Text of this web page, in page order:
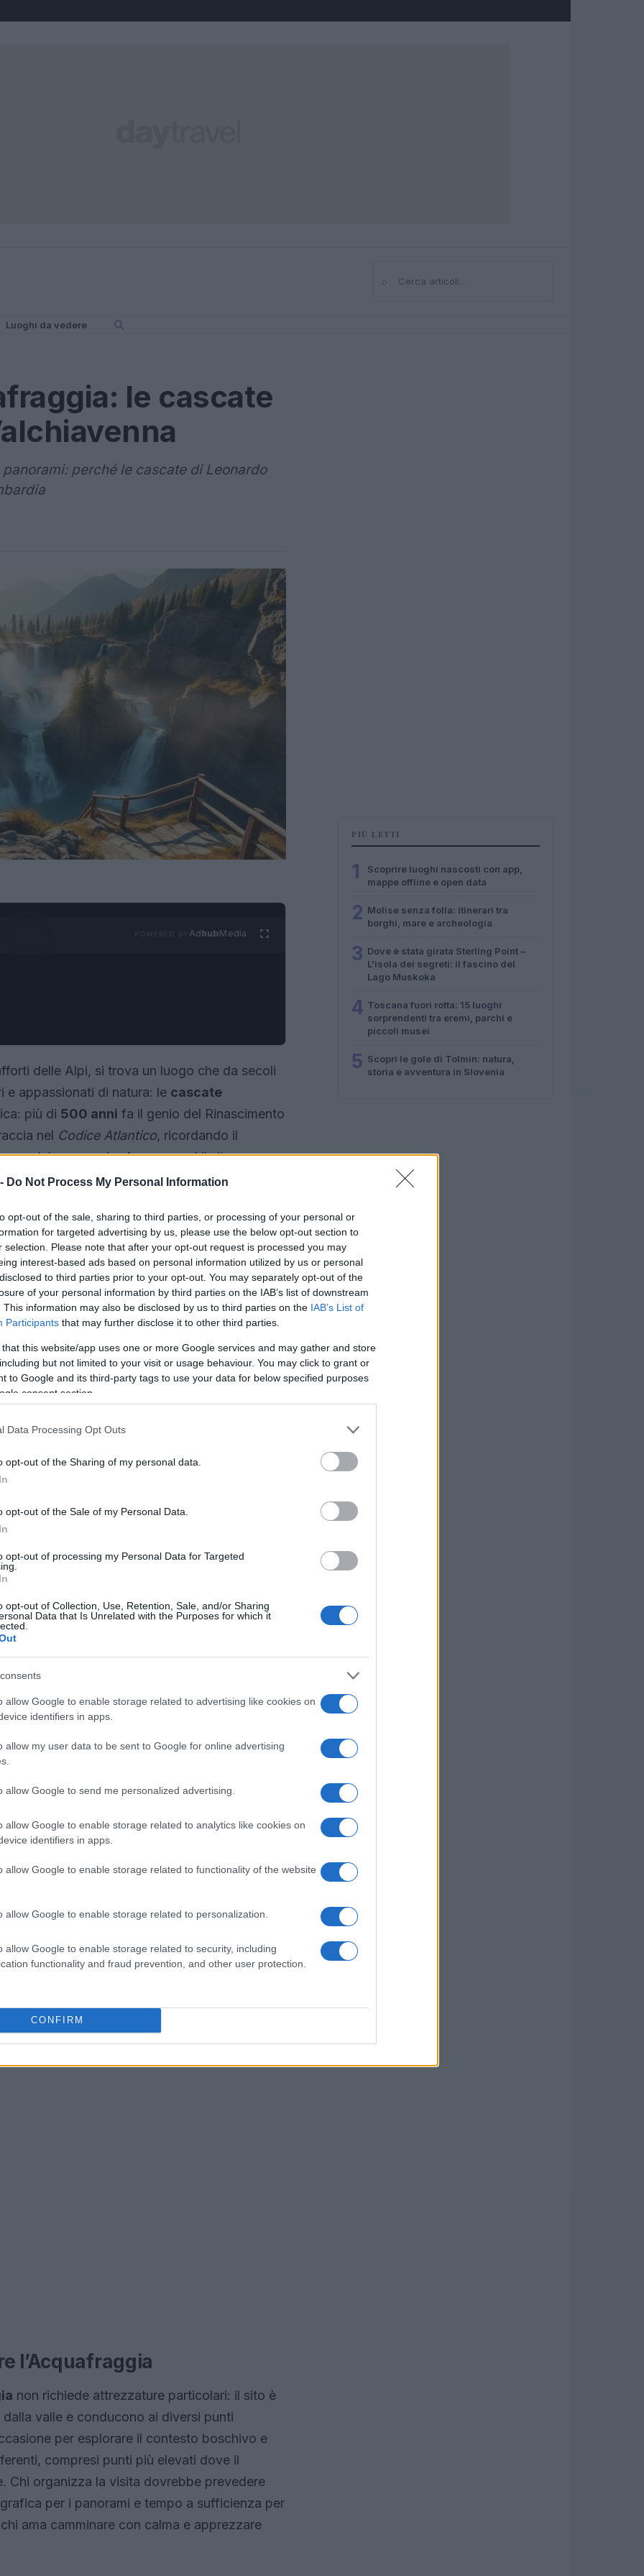
Do Not Process My Personal Information
opt-out of the sale, sharing to third parties, or processing of your personal or
for targeted advertising by us, please use the below opt-out section to
selection. Please note that after your opt-out request is processed you may
interest-based ads based on personal information utilized by us or personal
to third parties prior to your opt-out. You may separately opt-out of the
of your personal information by third parties on the IAB’s list of downstream
This information may also be disclosed by us to third parties on the IAB’s List of
Participants that may further disclose it to other third parties.
that this website/app uses one or more Google services and may gather and store
but not limited to your visit or usage behaviour. You may click to grant or
to Google and its third-party tags to use your data for below specified purposes
consent section.
Data Processing Opt Outs
opt-out of the Sharing of my personal data.
opt-out of the Sale of my Personal Data.
opt-out of processing my Personal Data for Targeted
opt-out of Collection, Use, Retention, Sale, and/or Sharing
Data that Is Unrelated with the Purposes for which it
allow Google to enable storage related to advertising like cookies on
identifiers in apps.
allow my user data to be sent to Google for online advertising
allow Google to send me personalized advertising.
allow Google to enable storage related to analytics like cookies on
identifiers in apps.
allow Google to enable storage related to functionality of the website
allow Google to enable storage related to personalization.
allow Google to enable storage related to security, including
functionality and fraud prevention, and other user protection.
CONFIRM
Cerca
Luoghi da vedere
le cascate
perché le cascate di Leonardo
AdhubMedia
delle Alpi, si trova un luogo che da secoli
e appassionati di natura: le cascate
più di 500 anni fa il genio del Rinascimento
nel Codice Atlantico, ricordando il
del paesaggio. Ancora oggi il sito
a chi ama il paesaggio, la storia e le
fragore delle acque e la quiete della valle:
d’acqua e l’invito a fermarsi sui punti
raccontano il lavoro millenario dei rilievi
dal
per chi cerca un’esperienza immersiva
estetico: chi osserva capisce che si tratta
scientifica. Nel suo
passaggio in valle, citando le acque e il loro
quanto la scena fosse degna di nota
corso del fiume, le gole e i punti di
contemplazione per un uomo che univa
la visita, trasformando lo sguardo sul
che naturalistica.
Mera, che attraversa laValchiavennae
d’acqua spettacolari. La presenza del corso
ha plasmato percorsi, gole e punti di
dinamico del paesaggio. Per il visitatore
in atto e comprendere come l’acqua, nel
creando i belvedere che attirano
l’Acquafraggia
non richiede attrezzature particolari: il sito è
valle e conducono ai diversi punti
per esplorare il contesto boschivo e
compresi punti più elevati dove il
Chi organizza la visita dovrebbe prevedere
per i panorami e tempo a sufficienza per
ama camminare con calma e apprezzare
PIÙ LETTI
1
Scoprire luoghi nascosti con app,
mappe offline e open data
2 Molise senza folla: itinerari tra
borghi, mare e archeologia
3 Dove è stata girata Sterling Point –
L’isola dei segreti: il fascino del
Lago Muskoka
4 Toscana fuori rotta: 15 luoghi
sorprendenti tra eremi, parchi e
piccoli musei
5 Scopri le gole di Tolmin: natura,
storia e avventura in Slovenia